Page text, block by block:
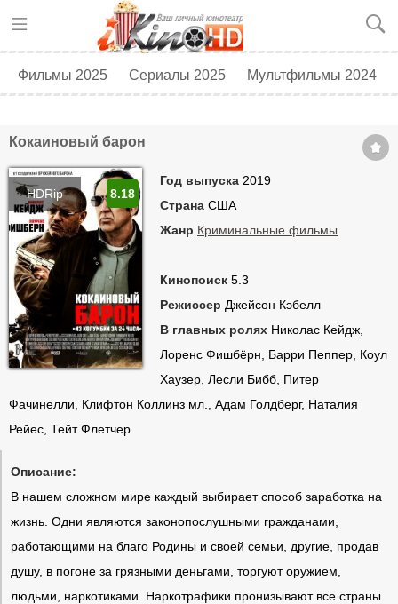
Фильмы 2025 Сериалы 2025 Мультфильмы 2024
Кокаиновый барон
HDRip
Год выпуска 2019
Страна США
Жанр Криминальные фильмы
Кинопоиск 5.3
Режиссер Джейсон Кэбелл
В главных ролях Николас Кейдж,
Лоренс Фишбёрн, Барри Пеппер, Коул
Хаузер, Лесли Бибб, Питер
Фачинелли, Клифтон Коллинз мл., Адам Голдберг, Наталия
Рейес, Тейт Флетчер
8.18
Описание:
В нашем сложном мире каждый выбирает способ заработка на
жизнь. Одни являются законопослушными гражданами,
работающими на благо Родины и своей семьи, другие, продав
душу, в погоне за грязными деньгами, торгуют оружием,
людьми, наркотиками. Наркотрафики пронизывают все страны